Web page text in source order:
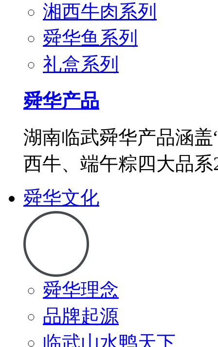
湘西牛肉系列
舜华鱼系列
礼盒系列
舜华产品
湖南临武舜华产品涵
西牛、端午粽四大品
舜华文化
舜华理念
品牌起源
临武山水鸭天下